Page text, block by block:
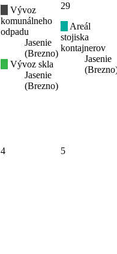
Vývoz
komunálneho
odpadu
Jasenie
(Brezno)
Vývoz skla
Jasenie
(Brezno)
29
Areál
stojiska
kontajnerov
Jasenie
4 5